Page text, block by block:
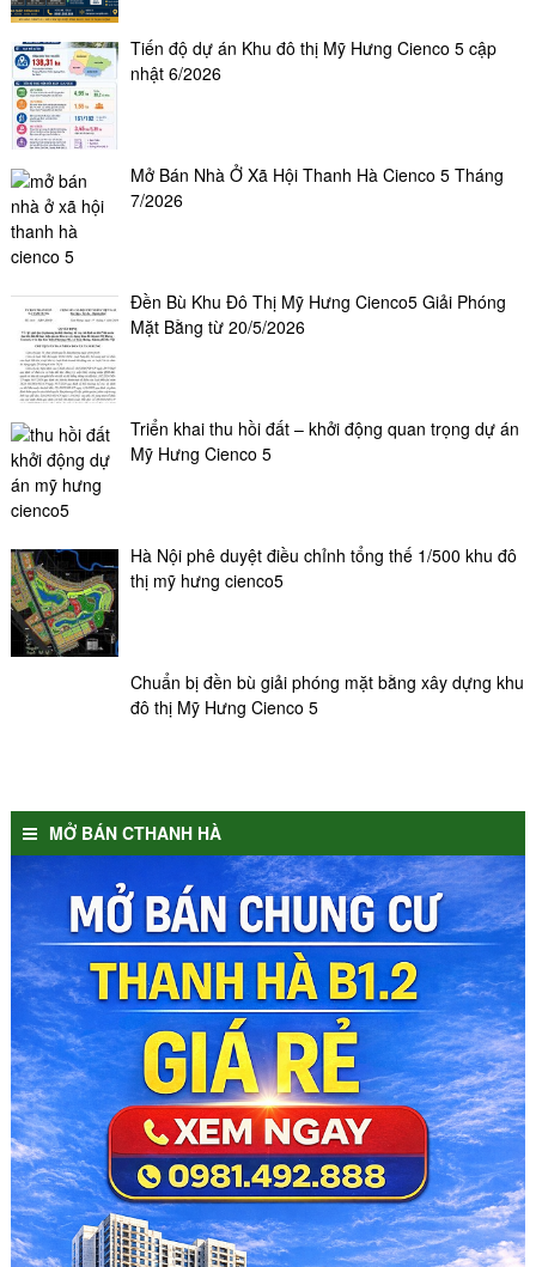
Tiến độ dự án Khu đô thị Mỹ Hưng Cienco 5 cập
nhật 6/2026
Mở Bán Nhà Ở Xã Hội Thanh Hà Cienco 5 Tháng
7/2026
Đền Bù Khu Đô Thị Mỹ Hưng Cienco5 Giải Phóng
Mặt Bằng từ 20/5/2026
Triển khai thu hồi đất – khởi động quan trọng dự án
Mỹ Hưng Cienco 5
Hà Nội phê duyệt điều chỉnh tổng thế 1/500 khu đô
thị mỹ hưng cienco5
Chuẩn bị đền bù giải phóng mặt bằng xây dựng khu
đô thị Mỹ Hưng Cienco 5
MỞ BÁN CTHANH HÀ